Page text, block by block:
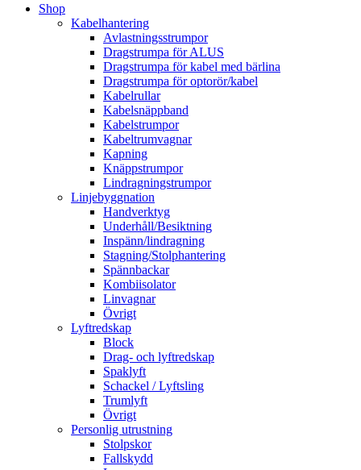
Shop
Kabelhantering
Avlastningsstrumpor
Dragstrumpa för ALUS
Dragstrumpa för kabel med bärlina
Dragstrumpa för optorör/kabel
Kabelrullar
Kabelsnäppband
Kabelstrumpor
Kabeltrumvagnar
Kapning
Knäppstrumpor
Lindragningstrumpor
Linjebyggnation
Handverktyg
Underhåll/Besiktning
Inspänn/lindragning
Stagning/Stolphantering
Spännbackar
Kombiisolator
Linvagnar
Övrigt
Lyftredskap
Block
Drag- och lyftredskap
Spaklyft
Schackel / Lyftsling
Trumlyft
Övrigt
Personlig utrustning
Stolpskor
Fallskydd